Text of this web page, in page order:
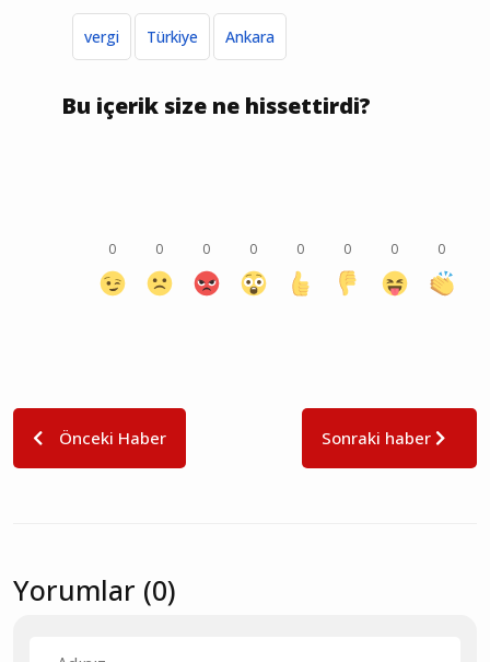
vergi Türkiye Ankara
Bu içerik size ne hissettirdi?
0 0 0 0 0 0 0 0
Önceki Haber Sonraki haber
Yorumlar (0)